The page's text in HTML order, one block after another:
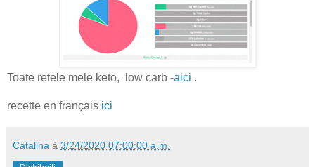
Toate retele mele keto, low carb -aici .
recette en français ici
Catalina à 3/24/2020 07:00:00 a.m.